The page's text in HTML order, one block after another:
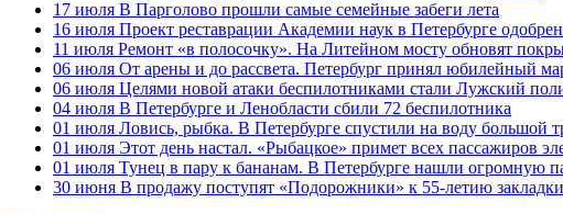
17 июля В Парголово прошли самые семейные забеги лета
16 июля Проект реставрации Академии наук в Петербурге
11 июля Ремонт «в полосочку». На Литейном мосту обновят
06 июля От арены и до рассвета. Петербург принял юбилейный
06 июля Целями новой атаки беспилотниками стали Лужский
04 июля В Петербурге и Ленобласти сбили 72 беспилотника
01 июля Ловись, рыбка. В Петербурге спустили на воду большой
01 июля Этот день настал. «Рыбацкое» примет всех пассажиров
01 июля Тунец в пару к бананам. В Петербурге нашли огромную
30 июня В продажу поступят «Подорожники» к 55-летию